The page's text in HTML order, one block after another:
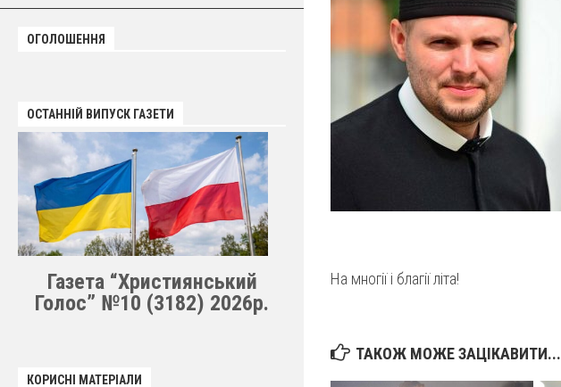
На многії і благії літа!
ТАКОЖ МОЖЕ ЗАЦІКАВИТИ...
ОГОЛОШЕННЯ
ОСТАННІЙ ВИПУСК ГАЗЕТИ
Газета “Християнський
Голос” №10 (3182) 2026р.
КОРИСНІ МАТЕРІАЛИ